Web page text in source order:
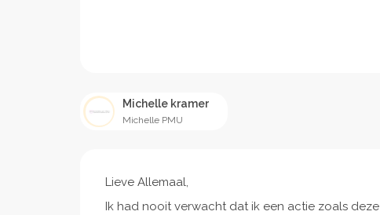
Michelle kramer
Michelle PMU
Lieve Allemaal,
Ik had nooit verwacht dat ik een actie zoals